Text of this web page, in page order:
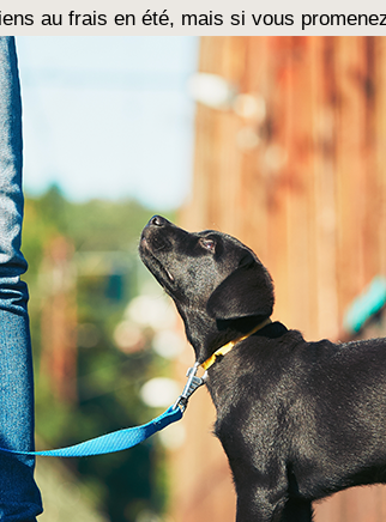
au frais en été, mais si vous